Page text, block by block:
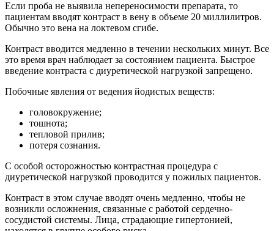
Если проба не выявила непереносимости препарата, то
пациентам вводят контраст в вену в объеме 20 миллилитров.
Обычно это вена на локтевом сгибе.
Контраст вводится медленно в течении нескольких минут. Все
это время врач наблюдает за состоянием пациента. Быстрое
введение контраста с диуретической нагрузкой запрещено.
Побочные явления от ведения йодистых веществ:
головокружение;
тошнота;
тепловой прилив;
потеря сознания.
С особой осторожностью контрастная процедура с
диуретической нагрузкой проводится у пожилых пациентов.
Контраст в этом случае вводят очень медленно, чтобы не
возникли осложнения, связанные с работой сердечно-
сосудистой системы. Лица, страдающие гипертонией,